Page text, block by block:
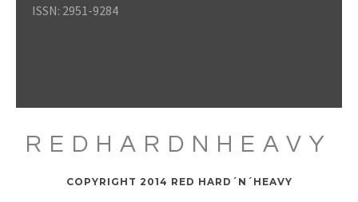
ISSN: 2951-9284
REDHARDNHEAVY
COPYRIGHT 2014 RED HARD´N´HEAVY